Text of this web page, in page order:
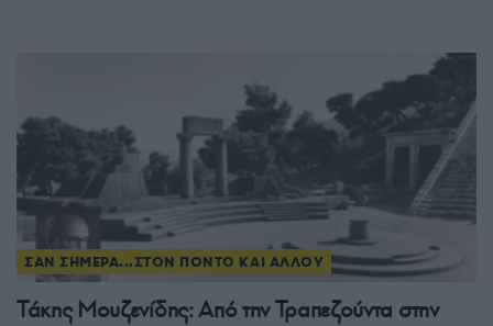
ΣΑΝ ΣΗΜΕΡΑ...ΣΤΟΝ ΠΟΝΤΟ ΚΑΙ ΑΛΛΟΥ
Τάκης Μουζενίδης: Από την Τραπεζούντα στην